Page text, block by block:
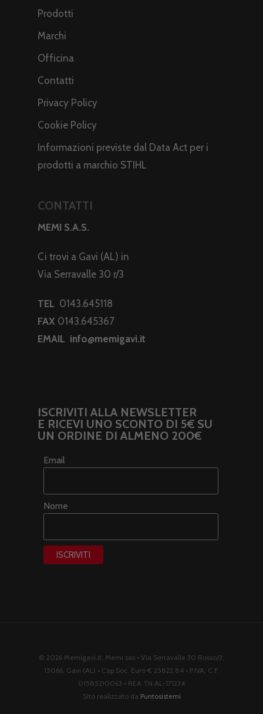
Prodotti
Marchi
Officina
Contatti
Privacy Policy
Cookie Policy
Informazioni previste dal Data Act per i
prodotti a marchio STIHL
CONTATTI
MEMI S.A.S.
Ci trovi a Gavi (AL) in
Via Serravalle 30 r/3
TEL 0143.645118
FAX 0143.645367
EMAIL info@memigavi.it
ISCRIVITI ALLA NEWSLETTER
E RICEVI UNO SCONTO DI 5€ SU
UN ORDINE DI ALMENO 200€
Email
Nome
© 2026 Memigavi.it. Memi sas • Via Serravalle 30 Rosso/3,
15066, Gavi (AL) • Cap.Soc. Euro € 25822,84 • P.IVA, C.F.
01585210063 • REA TN AL-171234
Sito realizzato da Puntosistemi